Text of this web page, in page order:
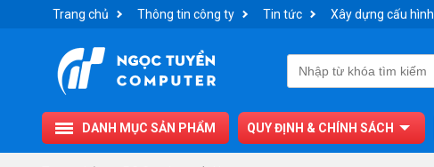
Trang chủ Thông tin công ty Tin tức Xây dựng cấu hình
DANH MỤC SẢN PHẨM QUY ĐỊNH & CHÍNH SÁCH